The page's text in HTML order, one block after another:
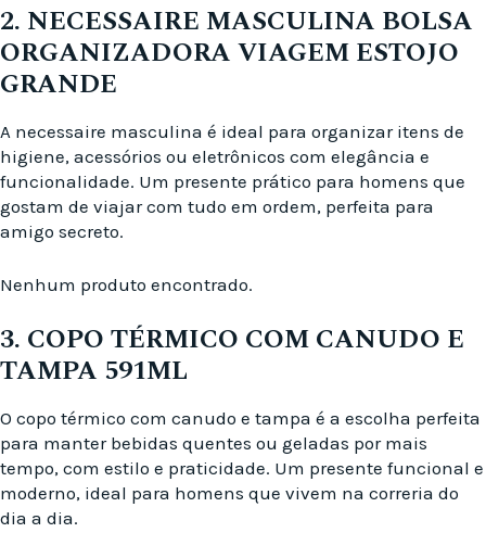
2. NECESSAIRE MASCULINA BOLSA
ORGANIZADORA VIAGEM ESTOJO
GRANDE
A necessaire masculina é ideal para organizar itens de
higiene, acessórios ou eletrônicos com elegância e
funcionalidade. Um presente prático para homens que
gostam de viajar com tudo em ordem, perfeita para
amigo secreto.
Nenhum produto encontrado.
3. COPO TÉRMICO COM CANUDO E
TAMPA 591ML
O copo térmico com canudo e tampa é a escolha perfeita
para manter bebidas quentes ou geladas por mais
tempo, com estilo e praticidade. Um presente funcional e
moderno, ideal para homens que vivem na correria do
dia a dia.